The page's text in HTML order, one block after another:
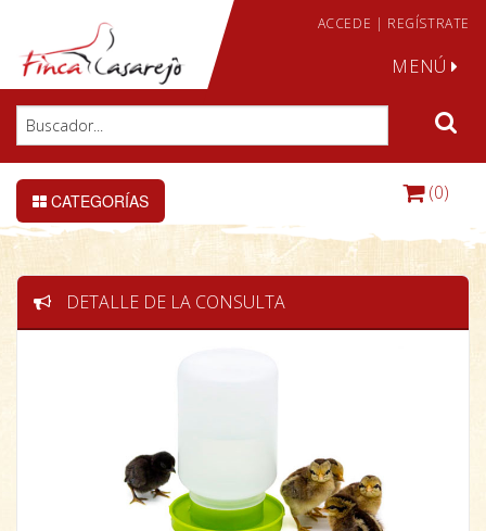
ACCEDE | REGÍSTRATE
MENÚ
CATEGORÍAS (0)
DETALLE DE LA CONSULTA